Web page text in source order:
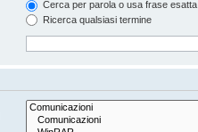
Cerca per parola o usa frase esatta
Ricerca qualsiasi termine